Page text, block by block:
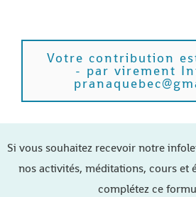
Votre contribution
- par virement
Si vous souhaitez recevoir notre
nos activités, méditations, cours et
complétez ce